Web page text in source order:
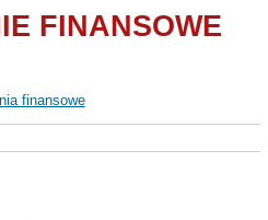
FINANSOWE
finansowe